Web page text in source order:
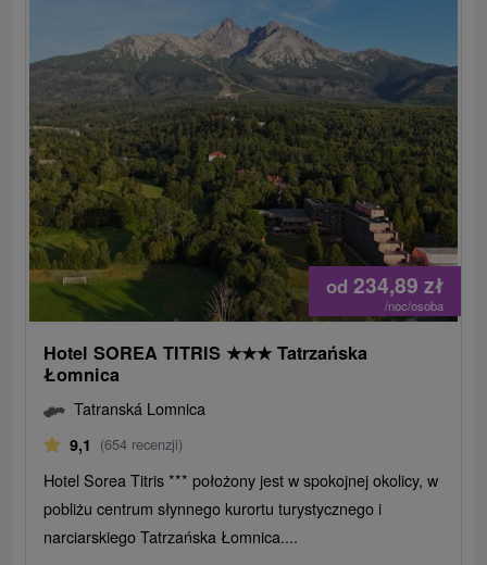
od 234,89 zł
/noc/osoba
Hotel SOREA TITRIS ★★★ Tatrzańska
Łomnica
Tatranská Lomnica
9,1 (654 recenzji)
Hotel Sorea Titris *** położony jest w spokojnej okolicy, w
pobliżu centrum słynnego kurortu turystycznego i
narciarskiego Tatrzańska Łomnica....